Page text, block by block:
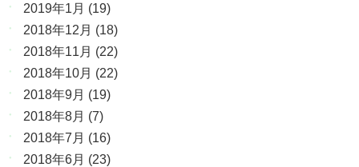
2019年1月 (19)
2018年12月 (18)
2018年11月 (22)
2018年10月 (22)
2018年9月 (19)
2018年8月 (7)
2018年7月 (16)
2018年6月 (23)